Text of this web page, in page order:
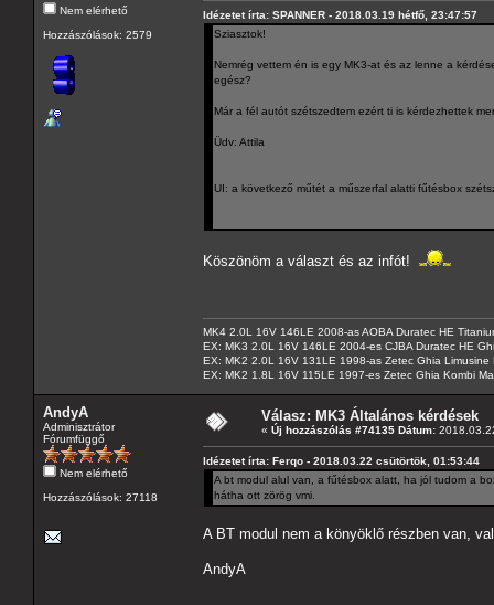
Nem elérhető
Hozzászólások: 2579
Idézetet írta: SPANNER - 2018.03.19 hétfő, 23:47:57
Sziasztok!
Nemrég vettem én is egy MK3-at és az lenne a
egész?
Már a fél autót szétszedtem ezért ti is kérdezhettek
Üdv: Attila
UI: a következő műtét a műszerfal alatti fűtésbox
Köszönöm a választ és az infót!
MK4 2.0L 16V 146LE 2008-as AOBA Duratec HE
EX: MK3 2.0L 16V 146LE 2004-es CJBA Duratec HE
EX: MK2 2.0L 16V 131LE 1998-as Zetec Ghia Limusine
EX: MK2 1.8L 16V 115LE 1997-es Zetec Ghia Kombi
AndyA
Adminisztrátor
Fórumfüggő
Nem elérhető
Hozzászólások: 27118
Válasz: MK3 Általános kérdések
« Új hozzászólás #74135 Dátum:
Idézetet írta: Ferqo - 2018.03.22 csütörtök, 01:53:44
A bt modul alul van, a fűtésbox alatt, ha jól tudom a
hátha ott zörög vmi.
A BT modul nem a könyöklő részben van,
AndyA